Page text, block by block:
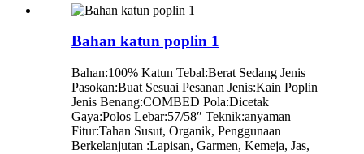
Bahan katun poplin 1
Bahan:100% Katun Tebal:Berat Sedang Jenis
Pasokan:Buat Sesuai Pesanan Jenis:Kain Poplin
Jenis Benang:COMBED Pola:Dicetak
Gaya:Polos Lebar:57/58″ Teknik:anyaman
Fitur:Tahan Susut, Organik, Penggunaan
Berkelanjutan :Lapisan, Garmen, Kemeja, Jas,